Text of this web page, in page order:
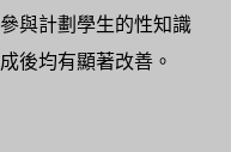
與計劃學生的性知識
後均有顯著改善。